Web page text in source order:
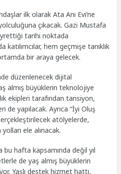
ilk olarak Ata Anı Evi’ne
çıkacak. Gazi Mustafa
tarihi noktada
hem geçmişe tanıklık
bir araya gelecek.
düzenlenecek dijital
almış büyüklerin teknolojiye
ekipleri tarafından tansiyon,
yapılacak. Ayrıca “İyi Oluş
atölyelerde,
ele alınacak.
bu hafta kapsamında değil yıl
de yaş almış büyüklerin
Yaşlı destek hizmet hattı,